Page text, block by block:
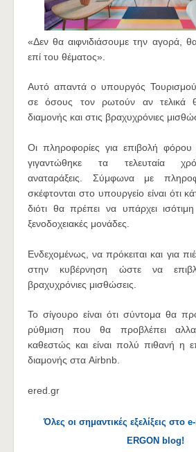
«Δεν θα αιφνιδιάσουμε την αγορά,
επί του θέματος».
Αυτό απαντά ο υπουργός
σε όσους τον ρωτούν αν τελικά
διαμονής και στις βραχυχρόνιες
Οι πληροφορίες για επιβολή
γιγαντώθηκε τα τελευταία
αναταράξεις. Σύμφωνα με
σκέφτονται στο υπουργείο είναι ότι
διότι θα πρέπει να υπάρχει ισότιμη
ξενοδοχειακές μονάδες.
Ενδεχομένως, να πρόκειται και για
στην κυβέρνηση ώστε να
βραχυχρόνιες μισθώσεις.
Το σίγουρο είναι ότι σύντομα θα
ρύθμιση που θα προβλέπει
καθεστώς και είναι πολύ πιθανή η
διαμονής στα Airbnb.
ered.gr
Όλες οι σημαντικές εξελίξεις
ERGON blog!